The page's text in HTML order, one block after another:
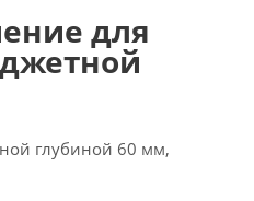
для
глубиной 60 мм,